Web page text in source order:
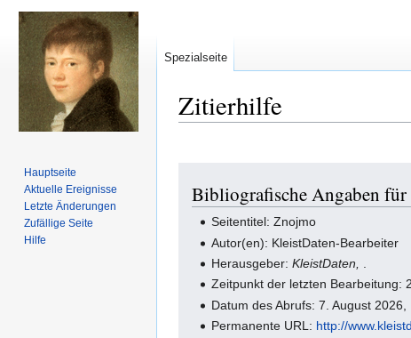
Zitierhilfe
Navigation
springen
Suche
springen
Bibliografische Angaben
Seitentitel: Znojmo
Autor(en): KleistDaten-Bearbeiter
Herausgeber:KleistDaten,
Zeitpunkt der letzten Bearbeitung:
Datum des Abrufs: 7. August 2026,
Permanente URL: http://
Spezialseite
Hauptseite
Aktuelle Ereignisse
Letzte Änderungen
Zufällige Seite
Hilfe